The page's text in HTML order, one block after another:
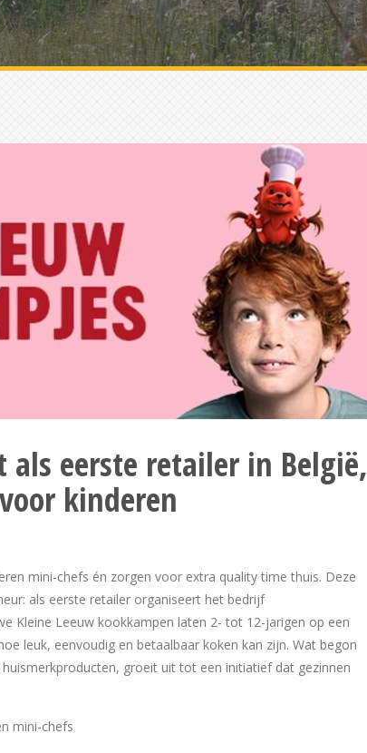
als eerste retailer in België,
kinderen
mini-chefs én zorgen voor extra quality time thuis. Deze
als eerste retailer organiseert het bedrijf
Kleine Leeuw kookkampen laten 2- tot 12-jarigen op een
leuk, eenvoudig en betaalbaar koken kan zijn. Wat begon
groeit uit tot een initiatief dat gezinnen
mini-chefs